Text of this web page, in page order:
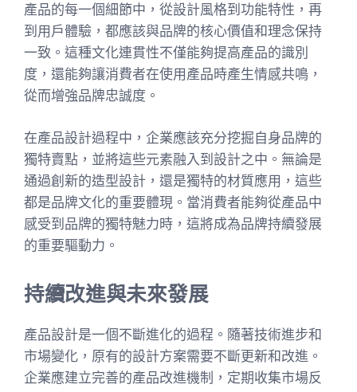
產品的每一個細節中，從設計風格到功能特性，再
到用戶體驗，都應該與品牌的核心價值和理念保持
一致。這種文化連貫性不僅能夠提高產品的識別
度，還能夠讓消費者在使用產品時產生情感共鳴，
從而增強品牌忠誠度。
在產品設計過程中，企業應該充分挖掘自身品牌的
獨特賣點，並將這些元素融入到設計之中。無論是
通過創新的造型設計，還是獨特的材質應用，這些
都是品牌文化的重要體現。當消費者能夠從產品中
感受到品牌的獨特魅力時，這將成為品牌持續發展
的重要驅動力。
持續改進與未來發展
產品設計是一個不斷進化的過程。隨著技術進步和
市場變化，原有的設計方案需要不斷更新和改進。
企業應建立完善的產品改進機制，定期收集市場反